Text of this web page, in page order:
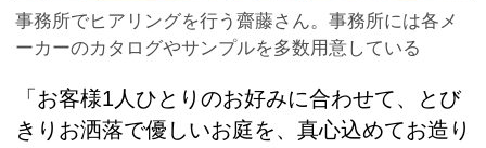
事務所でヒアリングを行う齋藤さん。事務所には各メ
ーカーのカタログやサンプルを多数用意している
「お客様1人ひとりのお好みに合わせて、とび
きりお洒落で優しいお庭を、真心込めてお造り